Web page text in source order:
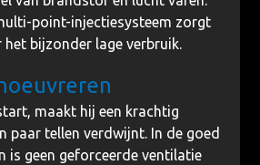
point-injectiesysteem zorgt
bijzonder lage verbruik.
maakt hij een krachtig
paar tellen verdwijnt. In de goed
is geen geforceerde ventilatie